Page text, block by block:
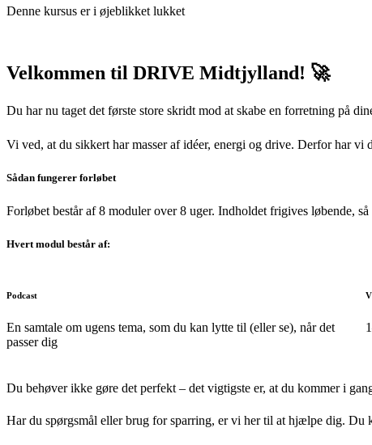
Denne kursus er i øjeblikket lukket
Velkommen til DRIVE Midtjylland! 🚀
Du har nu taget det første store skridt mod at skabe en forretning på
Vi ved, at du sikkert har masser af idéer, energi og drive. Derfor har
Sådan fungerer forløbet
Forløbet består af 8 moduler over 8 uger. Indholdet frigives løbende,
Hvert modul består af:
Podcast
En samtale om ugens tema, som du kan lytte til (eller se), når det
passer dig
Du behøver ikke gøre det perfekt – det vigtigste er, at du kommer i
Har du spørgsmål eller brug for sparring, er vi her til at hjælpe dig. Du